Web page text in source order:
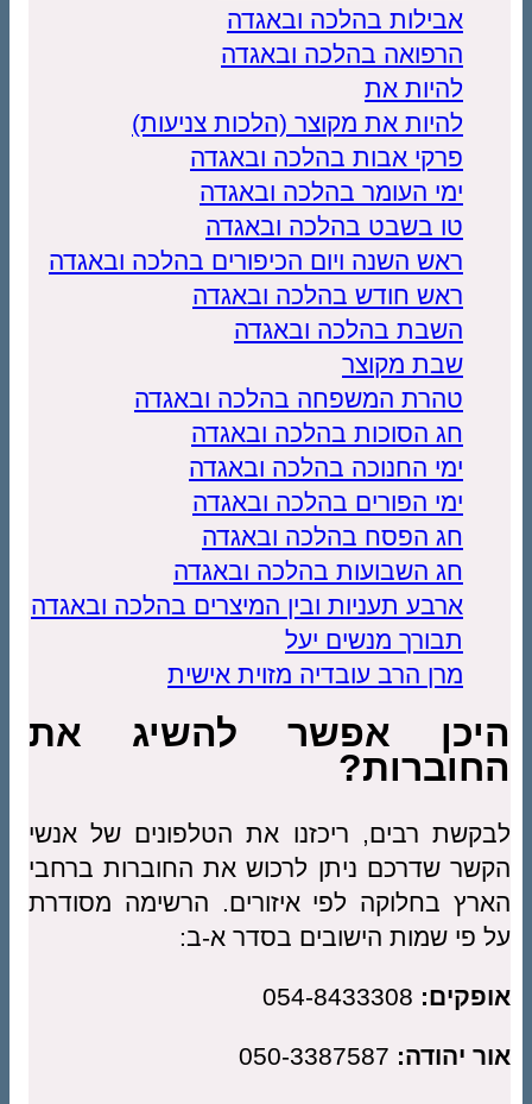
אבילות בהלכה ובאגדה
הרפואה בהלכה ובאגדה
להיות את
להיות את מקוצר (הלכות צניעות)
פרקי אבות בהלכה ובאגדה
ימי העומר בהלכה ובאגדה
טו בשבט בהלכה ובאגדה
ראש השנה ויום הכיפורים בהלכה ובאגדה
ראש חודש בהלכה ובאגדה
השבת בהלכה ובאגדה
שבת מקוצר
טהרת המשפחה בהלכה ובאגדה
חג הסוכות בהלכה ובאגדה
ימי החנוכה בהלכה ובאגדה
ימי הפורים בהלכה ובאגדה
חג הפסח בהלכה ובאגדה
חג השבועות בהלכה ובאגדה
ארבע תעניות ובין המיצרים בהלכה ובאגדה
תבורך מנשים יעל
מרן הרב עובדיה מזוית אישית
אפשר להשיג את
רבים, ריכזנו את הטלפונים של אנשי
שדרכם ניתן לרכוש את החוברות ברחבי
בחלוקה לפי איזורים. הרשימה מסודרת
פי שמות הישובים בסדר א-ב:
054-8433308
יהודה:050-3387587